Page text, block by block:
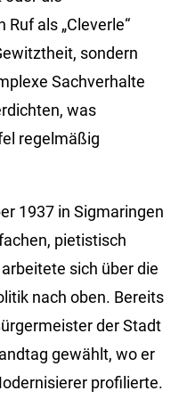
als „Cleverle“
sondern
Sachverhalte
was
regelmäßig
1937 in Sigmaringen
pietistisch
sich über die
nach oben. Bereits
der Stadt
gewählt, wo er
profilierte.